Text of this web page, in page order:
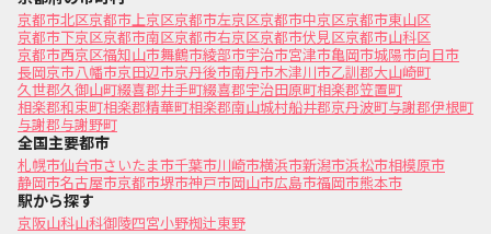
京都市北区京都市上京区京都市左京区京都市中京区京都市東山区
京都市下京区京都市南区京都市右京区京都市伏見区京都市山科区
京都市西京区福知山市舞鶴市綾部市宇治市宮津市亀岡市城陽市向日市
長岡京市八幡市京田辺市京丹後市南丹市木津川市乙訓郡大山崎町
久世郡久御山町綴喜郡井手町綴喜郡宇治田原町相楽郡笠置町
相楽郡和束町相楽郡精華町相楽郡南山城村船井郡京丹波町与謝郡伊根町
与謝郡与謝野町
全国主要都市
札幌市仙台市さいたま市千葉市川崎市横浜市新潟市浜松市相模原市
静岡市名古屋市京都市堺市神戸市岡山市広島市福岡市熊本市
駅から探す
京阪山科山科御陵四宮小野椥辻東野